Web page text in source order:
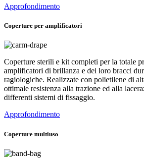
Approfondimento
Coperture per amplificatori
Coperture sterili e kit completi per la totale
amplificatori di brillanza e dei loro bracci
ragiologiche. Realizzate con polietilene di
ottimale resistenza alla trazione ed alla
differenti sistemi di fissaggio.
Approfondimento
Coperture multiuso